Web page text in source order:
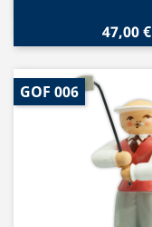
47,00 €
GOF 006